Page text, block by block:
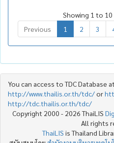
Showing 1 to
Previous
1 2 3
You can access to TDC Database at
http://www.thailis.or.th/tdc/or
http://tdc.thailis.or.th/tdc/
Copyright 2000 - 2026 ThaiLIS
All rights
ThaiLIS is Thailand